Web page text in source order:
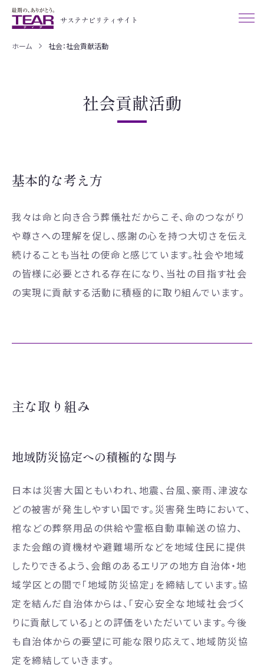
サステナビリティサイト
ホーム 社会：社会貢献活動
社会貢献活動
基本的な考え方
我々は命と向き合う葬儀社だからこそ、命のつながり
や尊さへの理解を促し、感謝の心を持つ大切さを伝え
続けることも当社の使命と感じています。社会や地域
の皆様に必要とされる存在になり、当社の目指す社会
の実現に貢献する活動に積極的に取り組んでいます。
主な取り組み
地域防災協定への積極的な関与
日本は災害大国ともいわれ、地震、台風、豪雨、津波な
どの被害が発生しやすい国です。災害発生時において、
棺などの葬祭用品の供給や霊柩自動車輸送の協力、
また会館の資機材や避難場所などを地域住民に提供
したりできるよう、会館のあるエリアの地方自治体・地
域学区との間で「地域防災協定」を締結しています。協
定を結んだ自治体からは、「安心安全な地域社会づく
りに貢献している」との評価をいただいています。今後
も自治体からの要望に可能な限り応えて、地域防災協
定を締結していきます。